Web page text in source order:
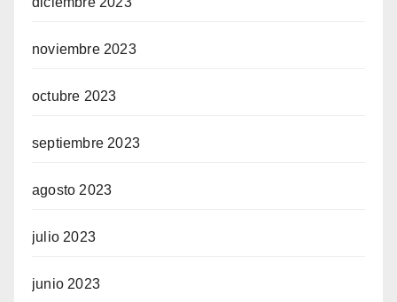
noviembre 2023
octubre 2023
septiembre 2023
agosto 2023
julio 2023
junio 2023